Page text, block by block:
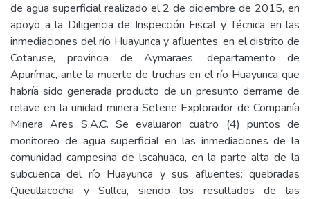
de agua superficial realizado el 2 de diciembre de 2015, en
apoyo a la Diligencia de Inspección Fiscal y Técnica en las
inmediaciones del río Huayunca y afluentes, en el distrito de
Cotaruse, provincia de Aymaraes, departamento de
Apurímac, ante la muerte de truchas en el río Huayunca que
habría sido generada producto de un presunto derrame de
relave en la unidad minera Setene Explorador de Compañía
Minera Ares S.A.C. Se evaluaron cuatro (4) puntos de
monitoreo de agua superficial en las inmediaciones de la
comunidad campesina de lscahuaca, en la parte alta de la
subcuenca del río Huayunca y sus afluentes: quebradas
Queullacocha y Sullca, siendo los resultados de las